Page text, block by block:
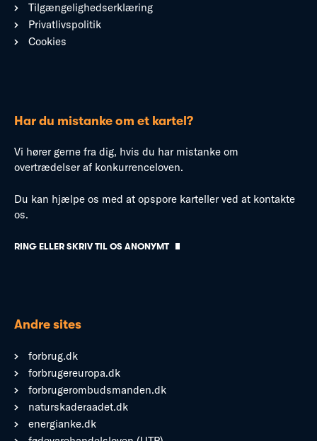
Tilgængelighedserklæring
Privatlivspolitik
Cookies
Har du mistanke om et kartel?
Vi hører gerne fra dig, hvis du har mistanke om
overtrædelser af konkurrenceloven.
Du kan hjælpe os med at opspore karteller ved at kontakte
os.
RING ELLER SKRIV TIL OS ANONYMT
Andre sites
forbrug.dk
forbrugereuropa.dk
forbrugerombudsmanden.dk
naturskaderaadet.dk
energianke.dk